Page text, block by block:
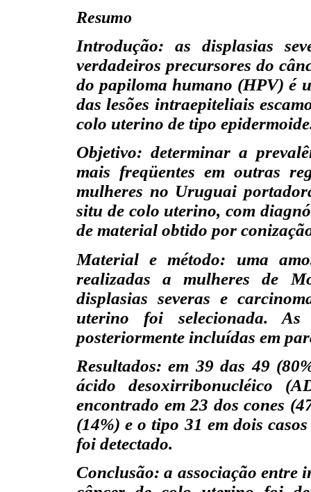
Resumo
Introdução: as displasias
verdadeiros precursores do
do papiloma humano (HPV) é
das lesões intraepiteliais
colo uterino de tipo
Objetivo: determinar a
mais freqüentes em outras
mulheres no Uruguai
situ de colo uterino, com
de material obtido por
Material e método: uma
realizadas a mulheres de
displasias severas e
uterino foi selecionada.
posteriormente incluídas em
Resultados: em 39 das 49
ácido desoxirribonucléico
encontrado em 23 dos cones
(14%) e o tipo 31 em dois
foi detectado.
Conclusão: a associação entre